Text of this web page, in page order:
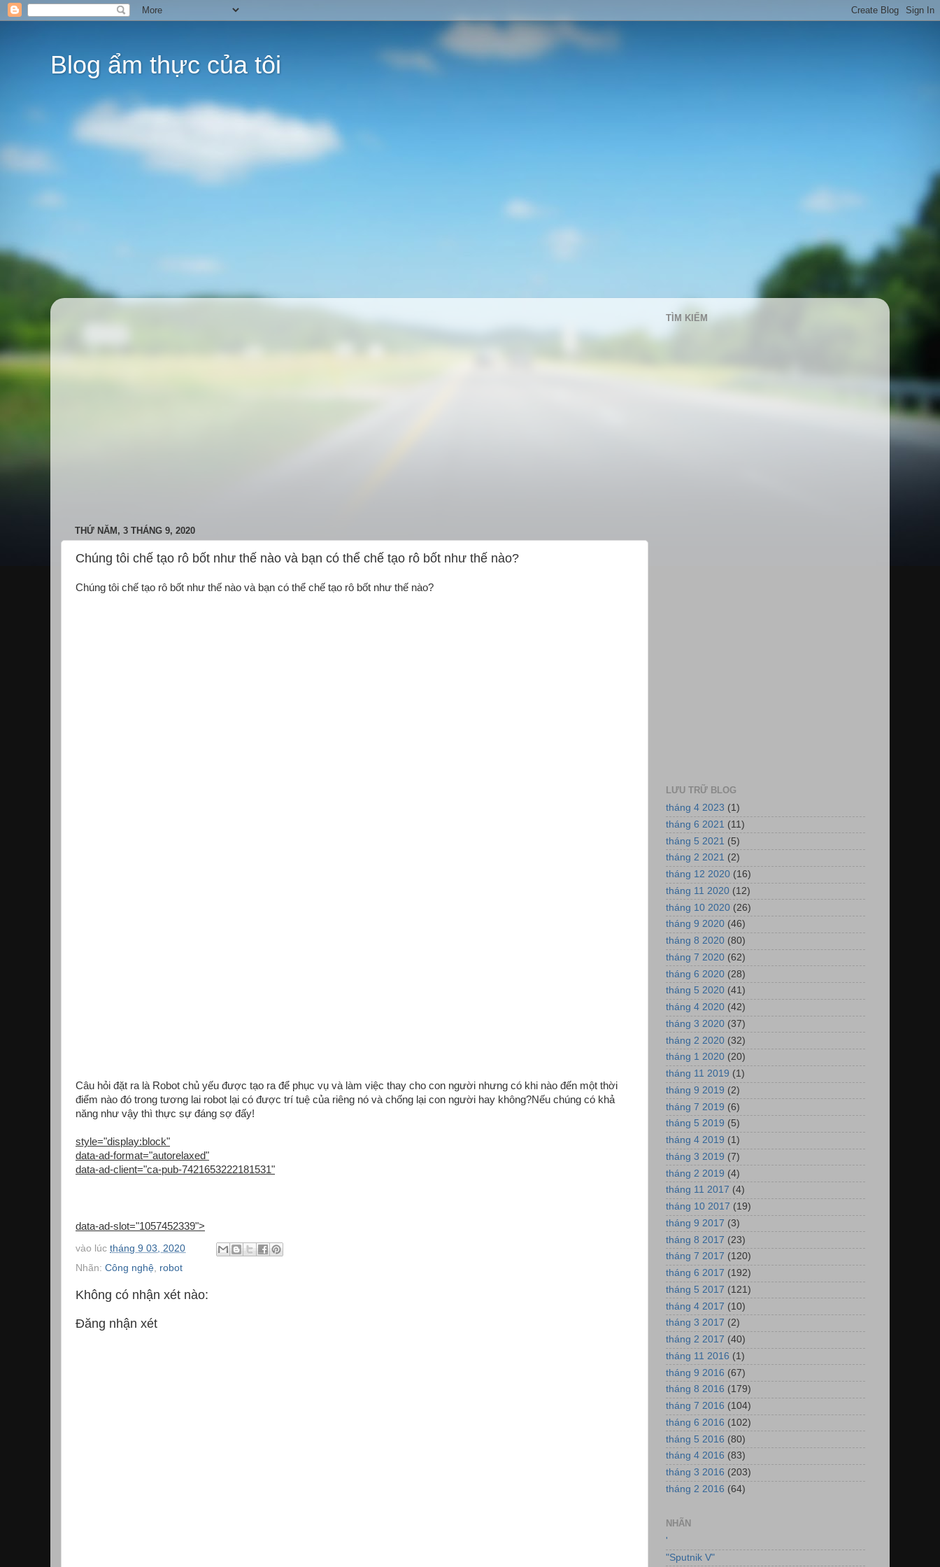
Blog ẩm thực của tôi
THỨ NĂM, 3 THÁNG 9, 2020
Chúng tôi chế tạo rô bốt như thế nào và bạn có thể chế tạo rô bốt như thế nào?
Chúng tôi chế tạo rô bốt như thế nào và bạn có thể chế tạo rô bốt như thế nào?
Câu hỏi đặt ra là Robot chủ yếu được tạo ra để phục vụ và làm việc thay cho con người nhưng có khi nào đến một thời
điểm nào đó trong tương lai robot lại có được trí tuệ của riêng nó và chống lại con người hay không?Nếu chúng có khả
năng như vậy thì thực sự đáng sợ đấy!
style="display:block"
data-ad-format="autorelaxed"
data-ad-client="ca-pub-7421653222181531"
data-ad-slot="1057452339">
vào lúc tháng 9 03, 2020
Nhãn: Công nghệ, robot
Không có nhận xét nào:
Đăng nhận xét
TÌM KIẾM
LƯU TRỮ BLOG
tháng 4 2023 (1)
tháng 6 2021 (11)
tháng 5 2021 (5)
tháng 2 2021 (2)
tháng 12 2020 (16)
tháng 11 2020 (12)
tháng 10 2020 (26)
tháng 9 2020 (46)
tháng 8 2020 (80)
tháng 7 2020 (62)
tháng 6 2020 (28)
tháng 5 2020 (41)
tháng 4 2020 (42)
tháng 3 2020 (37)
tháng 2 2020 (32)
tháng 1 2020 (20)
tháng 11 2019 (1)
tháng 9 2019 (2)
tháng 7 2019 (6)
tháng 5 2019 (5)
tháng 4 2019 (1)
tháng 3 2019 (7)
tháng 2 2019 (4)
tháng 11 2017 (4)
tháng 10 2017 (19)
tháng 9 2017 (3)
tháng 8 2017 (23)
tháng 7 2017 (120)
tháng 6 2017 (192)
tháng 5 2017 (121)
tháng 4 2017 (10)
tháng 3 2017 (2)
tháng 2 2017 (40)
tháng 11 2016 (1)
tháng 9 2016 (67)
tháng 8 2016 (179)
tháng 7 2016 (104)
tháng 6 2016 (102)
tháng 5 2016 (80)
tháng 4 2016 (83)
tháng 3 2016 (203)
tháng 2 2016 (64)
NHÃN
'
"Sputnik V"